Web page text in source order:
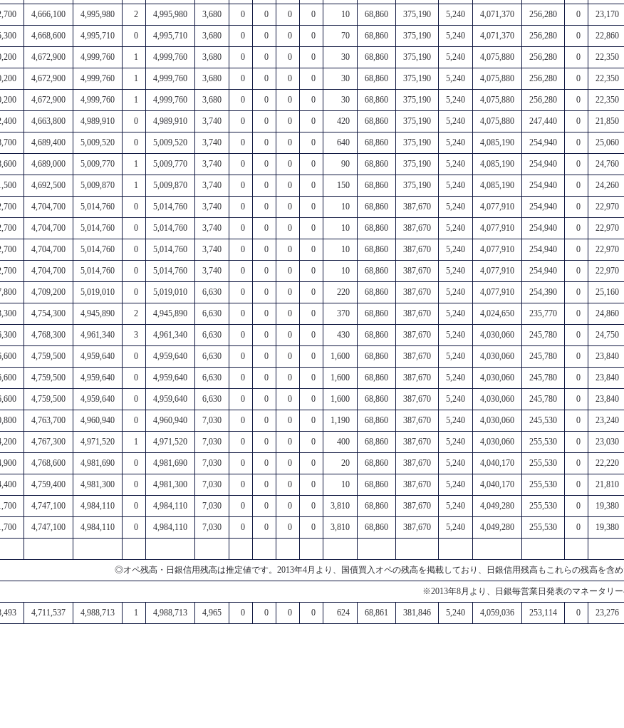
4,666,100 4,995,980 2 4,995,980 3,680 0 0 0 0 10 68,860 375,190 5,240 4,071,370 256,280 0 23,170
4,668,600 4,995,710 0 4,995,710 3,680 0 0 0 0 70 68,860 375,190 5,240 4,071,370 256,280 0 22,860
4,672,900 4,999,760 1 4,999,760 3,680 0 0 0 0 30 68,860 375,190 5,240 4,075,880 256,280 0 22,350
4,672,900 4,999,760 1 4,999,760 3,680 0 0 0 0 30 68,860 375,190 5,240 4,075,880 256,280 0 22,350
4,672,900 4,999,760 1 4,999,760 3,680 0 0 0 0 30 68,860 375,190 5,240 4,075,880 256,280 0 22,350
4,663,800 4,989,910 0 4,989,910 3,740 0 0 0 0 420 68,860 375,190 5,240 4,075,880 247,440 0 21,850
4,689,400 5,009,520 0 5,009,520 3,740 0 0 0 0 640 68,860 375,190 5,240 4,085,190 254,940 0 25,060
4,689,000 5,009,770 1 5,009,770 3,740 0 0 0 0 90 68,860 375,190 5,240 4,085,190 254,940 0 24,760
4,692,500 5,009,870 1 5,009,870 3,740 0 0 0 0 150 68,860 375,190 5,240 4,085,190 254,940 0 24,260
4,704,700 5,014,760 0 5,014,760 3,740 0 0 0 0 10 68,860 387,670 5,240 4,077,910 254,940 0 22,970
4,704,700 5,014,760 0 5,014,760 3,740 0 0 0 0 10 68,860 387,670 5,240 4,077,910 254,940 0 22,970
4,704,700 5,014,760 0 5,014,760 3,740 0 0 0 0 10 68,860 387,670 5,240 4,077,910 254,940 0 22,970
4,704,700 5,014,760 0 5,014,760 3,740 0 0 0 0 10 68,860 387,670 5,240 4,077,910 254,940 0 22,970
4,709,200 5,019,010 0 5,019,010 6,630 0 0 0 0 220 68,860 387,670 5,240 4,077,910 254,390 0 25,160
4,754,300 4,945,890 2 4,945,890 6,630 0 0 0 0 370 68,860 387,670 5,240 4,024,650 235,770 0 24,860
4,768,300 4,961,340 3 4,961,340 6,630 0 0 0 0 430 68,860 387,670 5,240 4,030,060 245,780 0 24,750
4,759,500 4,959,640 0 4,959,640 6,630 0 0 0 0 1,600 68,860 387,670 5,240 4,030,060 245,780 0 23,840
4,759,500 4,959,640 0 4,959,640 6,630 0 0 0 0 1,600 68,860 387,670 5,240 4,030,060 245,780 0 23,840
4,759,500 4,959,640 0 4,959,640 6,630 0 0 0 0 1,600 68,860 387,670 5,240 4,030,060 245,780 0 23,840
4,763,700 4,960,940 0 4,960,940 7,030 0 0 0 0 1,190 68,860 387,670 5,240 4,030,060 245,530 0 23,240
4,767,300 4,971,520 1 4,971,520 7,030 0 0 0 0 400 68,860 387,670 5,240 4,030,060 255,530 0 23,030
4,768,600 4,981,690 0 4,981,690 7,030 0 0 0 0 20 68,860 387,670 5,240 4,040,170 255,530 0 22,220
4,759,400 4,981,300 0 4,981,300 7,030 0 0 0 0 10 68,860 387,670 5,240 4,040,170 255,530 0 21,810
4,747,100 4,984,110 0 4,984,110 7,030 0 0 0 0 3,810 68,860 387,670 5,240 4,049,280 255,530 0 19,380
4,747,100 4,984,110 0 4,984,110 7,030 0 0 0 0 3,810 68,860 387,670 5,240 4,049,280 255,530 0 19,380
◎オペ残高・日銀信用残高は推定値です。2013年4月より、国債買入オペの残高を掲載しており、日銀信用残高もこれらの残高を含
※2013年8月より、日銀毎営業日発表のマネータリ
4,711,537 4,988,713 1 4,988,713 4,965 0 0 0 0 624 68,861 381,846 5,240 4,059,036 253,114 0 23,276